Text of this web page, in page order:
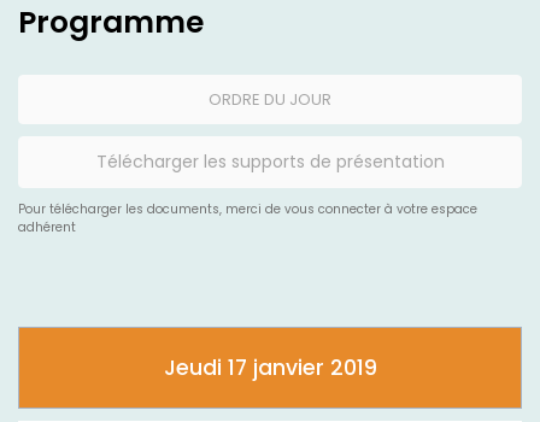
Programme
ORDRE DU JOUR
Télécharger les supports de présentation
Pour télécharger les documents, merci de vous connecter à votre espace
adhérent
Jeudi 17 janvier 2019